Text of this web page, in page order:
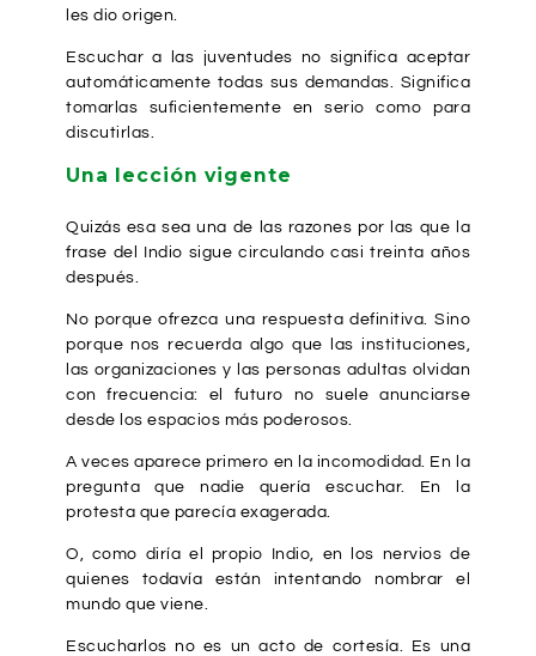
les dio origen.
Escuchar a las juventudes no significa aceptar
automáticamente todas sus demandas. Significa
tomarlas suficientemente en serio como para
discutirlas.
Una lección vigente
Quizás esa sea una de las razones por las que la
frase del Indio sigue circulando casi treinta años
después.
No porque ofrezca una respuesta definitiva. Sino
porque nos recuerda algo que las instituciones,
las organizaciones y las personas adultas olvidan
con frecuencia: el futuro no suele anunciarse
desde los espacios más poderosos.
A veces aparece primero en la incomodidad. En la
pregunta que nadie quería escuchar. En la
protesta que parecía exagerada.
O, como diría el propio Indio, en los nervios de
quienes todavía están intentando nombrar el
mundo que viene.
Escucharlos no es un acto de cortesía. Es una